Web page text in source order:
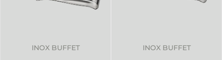
INOX BUFFET INOX BUFFET